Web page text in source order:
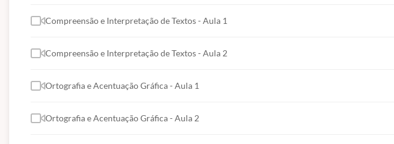
Compreensão e Interpretação de Textos - Aula 1
Compreensão e Interpretação de Textos - Aula 2
Ortografia e Acentuação Gráfica - Aula 1
Ortografia e Acentuação Gráfica - Aula 2